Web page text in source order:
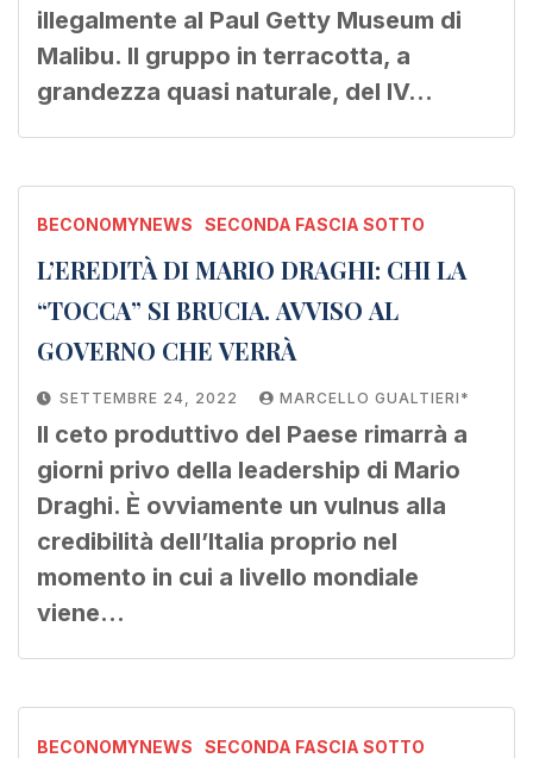
illegalmente al Paul Getty Museum di
Malibu. Il gruppo in terracotta, a
grandezza quasi naturale, del IV…
BECONOMYNEWS SECONDA FASCIA SOTTO
L’EREDITÀ DI MARIO DRAGHI: CHI LA
“TOCCA” SI BRUCIA. AVVISO AL
GOVERNO CHE VERRÀ
SETTEMBRE 24, 2022 MARCELLO GUALTIERI*
Il ceto produttivo del Paese rimarrà a
giorni privo della leadership di Mario
Draghi. È ovviamente un vulnus alla
credibilità dell’Italia proprio nel
momento in cui a livello mondiale
viene…
BECONOMYNEWS SECONDA FASCIA SOTTO